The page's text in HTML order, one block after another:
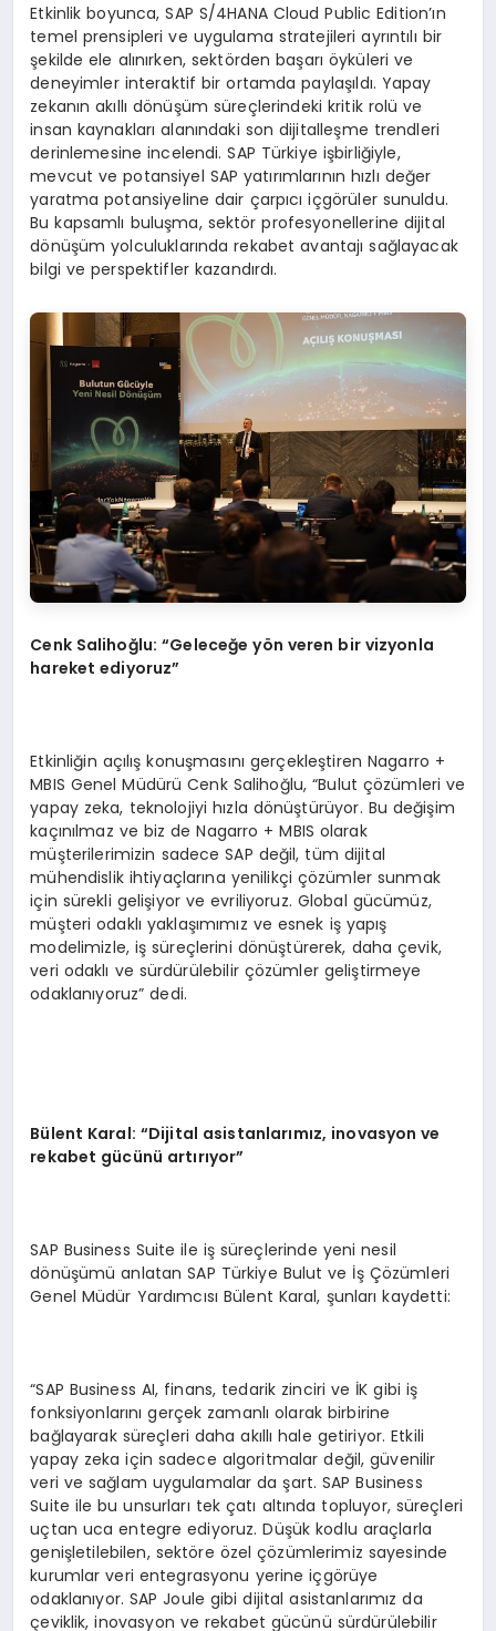
Etkinlik boyunca, SAP S/4HANA Cloud Public Edition’ın
temel prensipleri ve uygulama stratejileri ayrıntılı bir
şekilde ele alınırken, sektörden başarı öyküleri ve
deneyimler interaktif bir ortamda paylaşıldı. Yapay
zekanın akıllı dönüşüm süreçlerindeki kritik rolü ve
insan kaynakları alanındaki son dijitalleşme trendleri
derinlemesine incelendi. SAP Türkiye işbirliğiyle,
mevcut ve potansiyel SAP yatırımlarının hızlı değer
yaratma potansiyeline dair çarpıcı içgörüler sunuldu.
Bu kapsamlı buluşma, sektör profesyonellerine dijital
dönüşüm yolculuklarında rekabet avantajı sağlayacak
bilgi ve perspektifler kazandırdı.
Cenk Salihoğlu: “Geleceğe yön veren bir vizyonla
hareket ediyoruz”
Etkinliğin açılış konuşmasını gerçekleştiren Nagarro +
MBIS Genel Müdürü Cenk Salihoğlu, “Bulut çözümleri ve
yapay zeka, teknolojiyi hızla dönüştürüyor. Bu değişim
kaçınılmaz ve biz de Nagarro + MBIS olarak
müşterilerimizin sadece SAP değil, tüm dijital
mühendislik ihtiyaçlarına yenilikçi çözümler sunmak
için sürekli gelişiyor ve evriliyoruz. Global gücümüz,
müşteri odaklı yaklaşımımız ve esnek iş yapış
modelimizle, iş süreçlerini dönüştürerek, daha çevik,
veri odaklı ve sürdürülebilir çözümler geliştirmeye
odaklanıyoruz” dedi.
Bülent Karal: “Dijital asistanlarımız, inovasyon ve
rekabet gücünü artırıyor”
SAP Business Suite ile iş süreçlerinde yeni nesil
dönüşümü anlatan SAP Türkiye Bulut ve İş Çözümleri
Genel Müdür Yardımcısı Bülent Karal, şunları kaydetti:
“SAP Business AI, finans, tedarik zinciri ve İK gibi iş
fonksiyonlarını gerçek zamanlı olarak birbirine
bağlayarak süreçleri daha akıllı hale getiriyor. Etkili
yapay zeka için sadece algoritmalar değil, güvenilir
veri ve sağlam uygulamalar da şart. SAP Business
Suite ile bu unsurları tek çatı altında topluyor, süreçleri
uçtan uca entegre ediyoruz. Düşük kodlu araçlarla
genişletilebilen, sektöre özel çözümlerimiz sayesinde
kurumlar veri entegrasyonu yerine içgörüye
odaklanıyor. SAP Joule gibi dijital asistanlarımız da
çeviklik, inovasyon ve rekabet gücünü sürdürülebilir